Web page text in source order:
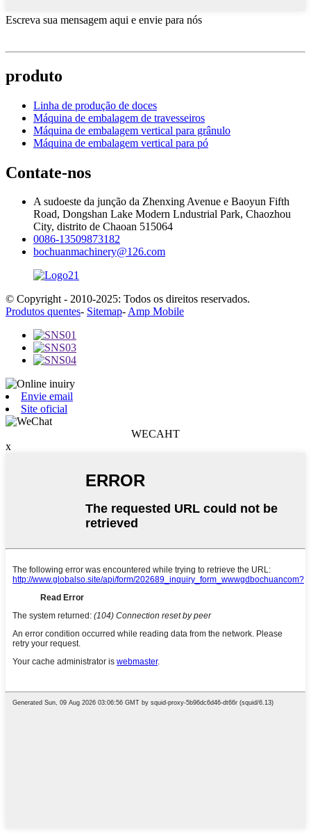
Escreva sua mensagem aqui e envie para nós
produto
Linha de produção de doces
Máquina de embalagem de travesseiros
Máquina de embalagem vertical para grânulo
Máquina de embalagem vertical para pó
Contate-nos
A sudoeste da junção da Zhenxing Avenue e Baoyun Fifth
Road, Dongshan Lake Modern Lndustrial Park, Chaozhou
City, distrito de Chaoan 515064
0086-13509873182
bochuanmachinery@126.com
© Copyright - 2010-2025: Todos os direitos reservados.
Produtos quentes- Sitemap-Amp Mobile
Envie email
Site oficial
WECAHT
x